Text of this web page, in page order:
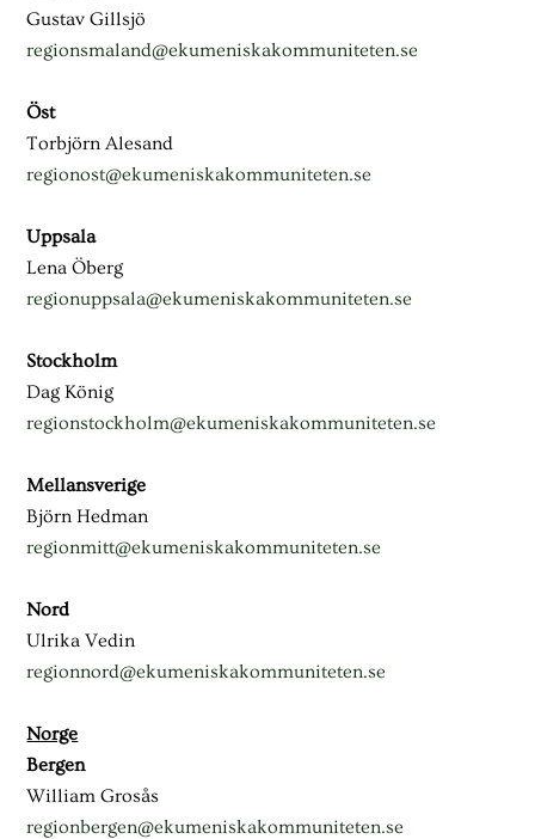
Gustav Gillsjö
regionsmaland@ekumeniskakommuniteten.se
Öst
Torbjörn Alesand
regionost@ekumeniskakommuniteten.se
Uppsala
Lena Öberg
regionuppsala@ekumeniskakommuniteten.se
Stockholm
Dag König
regionstockholm@ekumeniskakommuniteten.se
Mellansverige
Björn Hedman
regionmitt@ekumeniskakommuniteten.se
Nord
Ulrika Vedin
regionnord@ekumeniskakommuniteten.se
Norge
Bergen
William Grosås
regionbergen@ekumeniskakommuniteten.se